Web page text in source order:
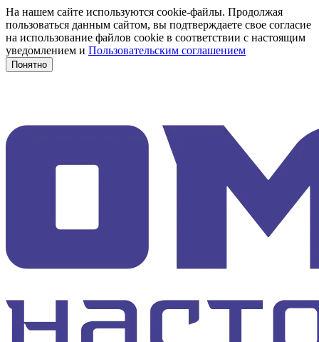
На нашем сайте используются cookie-файлы. Продолжая
пользоваться данным сайтом, вы подтверждаете свое согласие
на использование файлов cookie в соответствии с настоящим
уведомлением и Пользовательским соглашением
Понятно